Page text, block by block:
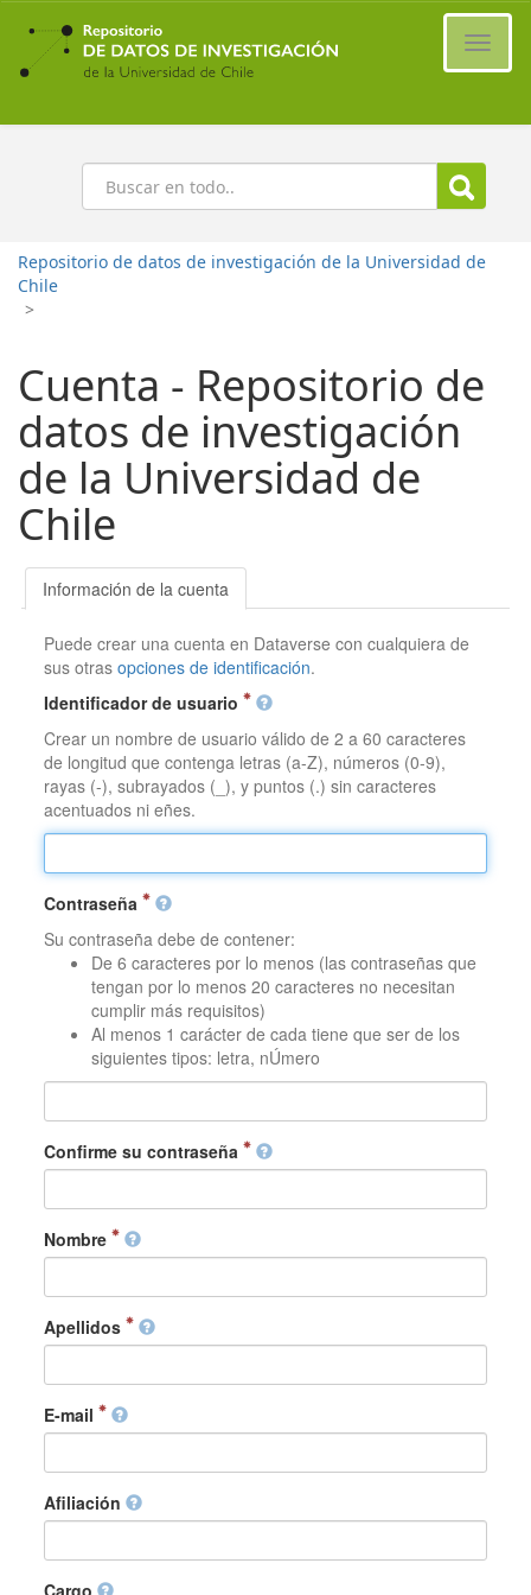
Ir
contenido
principal
Buscar
Repositorio de datos de investigación de la Universidad de
Chile
>
Cuenta - Repositorio de
datos de investigación
de la Universidad de
Chile
Información de la cuenta
Puede crear una cuenta en Dataverse con cualquiera de
sus otrasopciones de identificación.
Identificador de usuario
Crear un nombre de usuario válido de 2 a 60 caracteres
de longitud que contenga letras (a-Z), números (0-9),
rayas (-), subrayados (_), y puntos (.) sin caracteres
acentuados ni eñes.
Contraseña
Su contraseña debe de contener:
De 6 caracteres por lo menos (las contraseñas que
tengan por lo menos 20 caracteres no necesitan
cumplir más requisitos)
Al menos 1 carácter de cada tiene que ser de los
siguientes tipos: letra, nÚmero
Confirme su contraseña
Nombre
Apellidos
E-mail
Afiliación
Cargo